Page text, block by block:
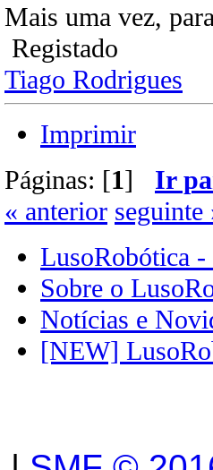
Mais uma vez,
Registado
Tiago Rodrigues
Imprimir
Páginas: [1] Ir
« anterior seguinte
LusoRobótica -
Sobre o
Notícias e
[NEW]